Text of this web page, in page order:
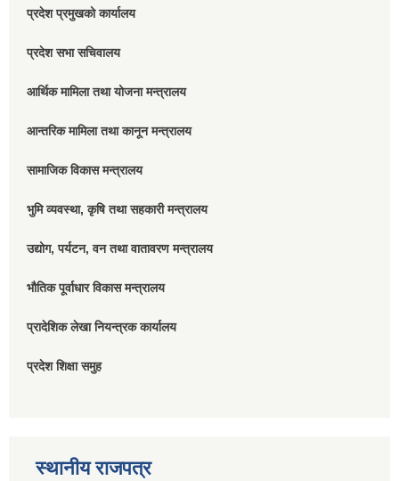
प्रदेश प्रमुखको कार्यालय
प्रदेश सभा सचिवालय
आर्थिक मामिला तथा योजना मन्त्रालय
आन्तरिक मामिला तथा कानून मन्त्रालय
सामाजिक विकास मन्त्रालय
भुमि व्यवस्था, कृषि तथा सहकारी मन्त्रालय
उद्योग, पर्यटन, वन तथा वातावरण मन्त्रालय
भौतिक पूर्वाधार विकास मन्त्रालय
प्रादेशिक लेखा नियन्त्रक कार्यालय
प्रदेश शिक्षा समुह
स्थानीय राजपत्र